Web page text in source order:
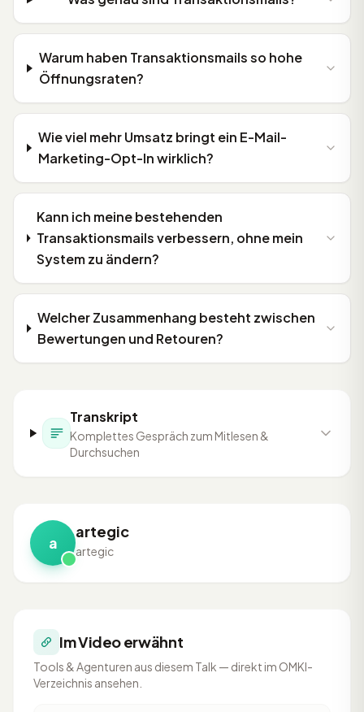
Warum haben Transaktionsmails so hohe
Öffnungsraten?
Wie viel mehr Umsatz bringt ein E-Mail-
Marketing-Opt-In wirklich?
Kann ich meine bestehenden
Transaktionsmails verbessern, ohne mein
System zu ändern?
Welcher Zusammenhang besteht zwischen
Bewertungen und Retouren?
Transkript
Komplettes Gespräch zum Mitlesen &
Durchsuchen
a
artegic
artegic
Im Video erwähnt
Tools & Agenturen aus diesem Talk — direkt im OMKI-
Verzeichnis ansehen.